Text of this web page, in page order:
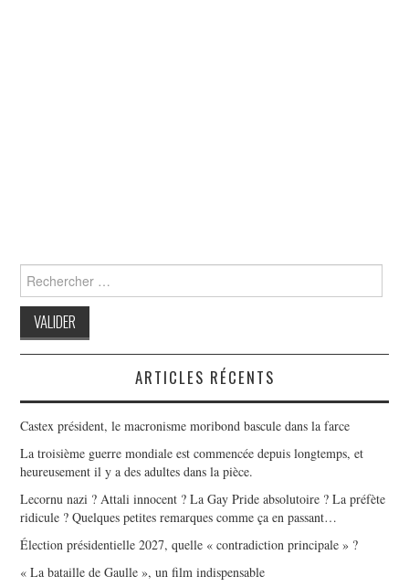
Search
for:
ARTICLES RÉCENTS
Castex président, le macronisme moribond bascule dans la farce
La troisième guerre mondiale est commencée depuis longtemps, et
heureusement il y a des adultes dans la pièce.
Lecornu nazi ? Attali innocent ? La Gay Pride absolutoire ? La préfète
ridicule ? Quelques petites remarques comme ça en passant…
Élection présidentielle 2027, quelle « contradiction principale » ?
« La bataille de Gaulle », un film indispensable